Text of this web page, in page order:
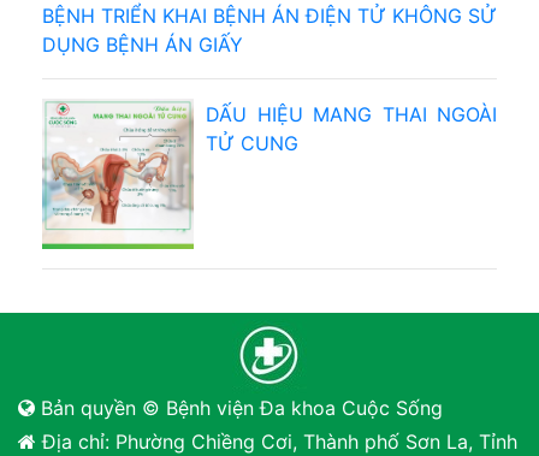
BỆNH TRIỂN KHAI BỆNH ÁN ĐIỆN TỬ KHÔNG SỬ
DỤNG BỆNH ÁN GIẤY
DẤU HIỆU MANG THAI NGOÀI
TỬ CUNG
Bản quyền © Bệnh viện Đa khoa Cuộc Sống
Địa chỉ: Phường Chiềng Cơi, Thành phố Sơn La, Tỉnh